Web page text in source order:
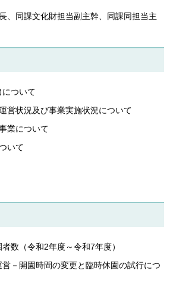
、同課文化財担当副主幹、同課同担当主
ついて
営状況及び事業実施状況について
業について
いて
数（令和2年度～令和7年度）
－開園時間の変更と臨時休園の試行につ